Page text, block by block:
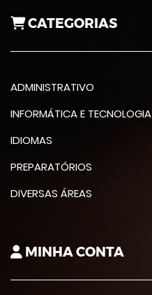
CATEGORIAS
ADMINISTRATIVO
INFORMÁTICA E TECNOLOGIA
IDIOMAS
PREPARATÓRIOS
DIVERSAS ÁREAS
MINHA CONTA